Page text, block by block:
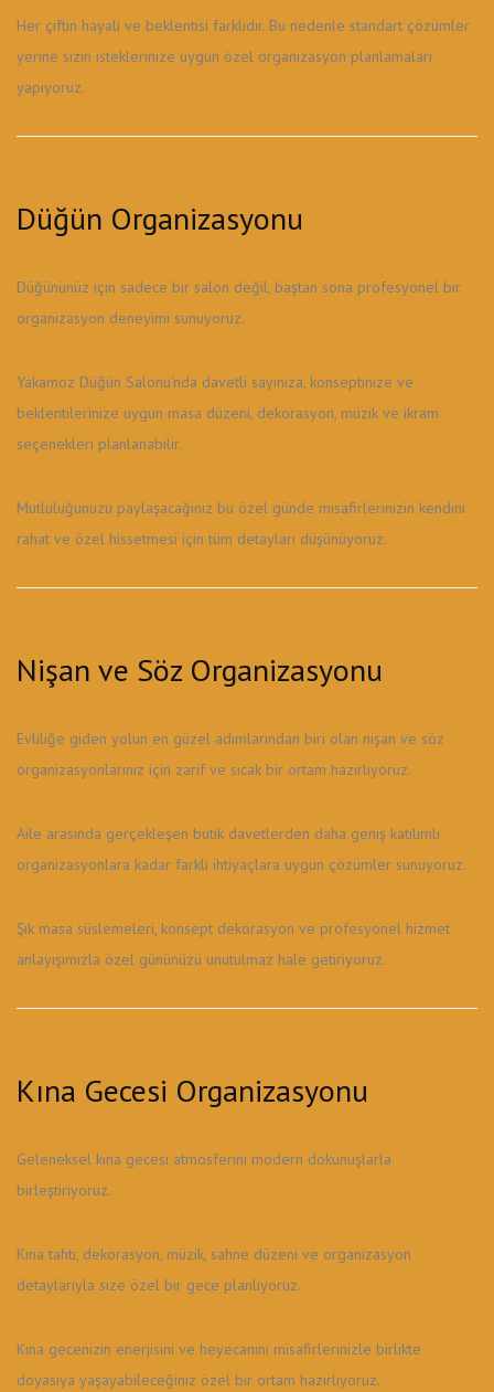
Her çiftin hayali ve beklentisi farklıdır. Bu nedenle standart çözümler
yerine sizin isteklerinize uygun özel organizasyon planlamaları
yapıyoruz.
Düğün Organizasyonu
Düğününüz için sadece bir salon değil, baştan sona profesyonel bir
organizasyon deneyimi sunuyoruz.
Yakamoz Düğün Salonu'nda davetli sayınıza, konseptinize ve
beklentilerinize uygun masa düzeni, dekorasyon, müzik ve ikram
seçenekleri planlanabilir.
Mutluluğunuzu paylaşacağınız bu özel günde misafirlerinizin kendini
rahat ve özel hissetmesi için tüm detayları düşünüyoruz.
Nişan ve Söz Organizasyonu
Evliliğe giden yolun en güzel adımlarından biri olan nişan ve söz
organizasyonlarınız için zarif ve sıcak bir ortam hazırlıyoruz.
Aile arasında gerçekleşen butik davetlerden daha geniş katılımlı
organizasyonlara kadar farklı ihtiyaçlara uygun çözümler sunuyoruz.
Şık masa süslemeleri, konsept dekorasyon ve profesyonel hizmet
anlayışımızla özel gününüzü unutulmaz hale getiriyoruz.
Kına Gecesi Organizasyonu
Geleneksel kına gecesi atmosferini modern dokunuşlarla
birleştiriyoruz.
Kına tahtı, dekorasyon, müzik, sahne düzeni ve organizasyon
detaylarıyla size özel bir gece planlıyoruz.
Kına gecenizin enerjisini ve heyecanını misafirlerinizle birlikte
doyasıya yaşayabileceğiniz özel bir ortam hazırlıyoruz.